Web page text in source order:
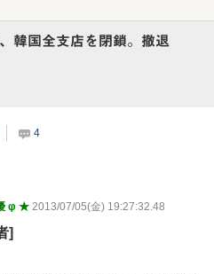
韓国全支店を閉鎖。撤退
4
φ ★ 2013/07/05(金) 19:27:32.48
]